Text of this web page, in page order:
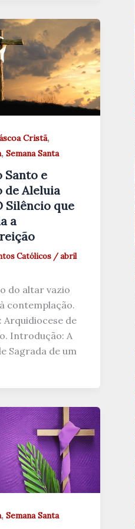
Cristã,
,Semana Santa
Santo e
de Aleluia
Silêncio que
a
Católicos /abril
do altar vazio
contemplação.
Arquidiocese de
Introdução: A
Sagrada de um
,Semana Santa